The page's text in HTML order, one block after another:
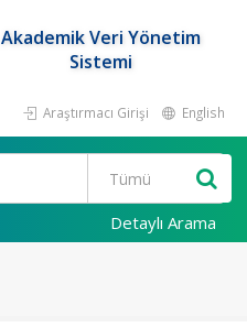
Akademik Veri Yönetim
Sistemi
Araştırmacı Girişi English
Detaylı Arama